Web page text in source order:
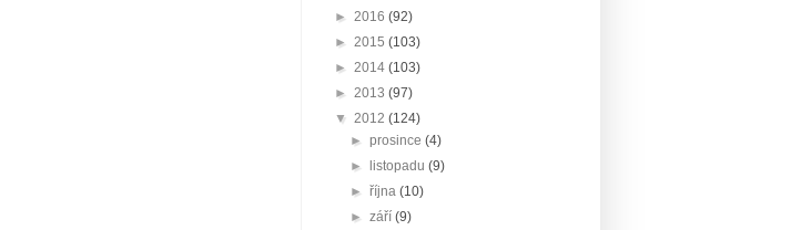
► 2016 (92)
► 2015 (103)
► 2014 (103)
► 2013 (97)
▼ 2012 (124)
►prosince(4)
►
listopadu(9)
►října(10)
►září(9)